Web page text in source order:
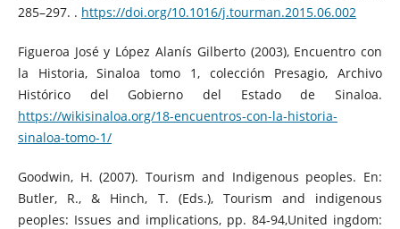
285–297. . https://doi.org/10.1016/j.tourman.2015.06.002
Figueroa José y López Alanís Gilberto (2003), Encuentro con
la Historia, Sinaloa tomo 1, colección Presagio, Archivo
Histórico del Gobierno del Estado de Sinaloa.
https://wikisinaloa.org/18-encuentros-con-la-historia-
sinaloa-tomo-1/
Goodwin, H. (2007). Tourism and Indigenous peoples. En:
Butler, R., & Hinch, T. (Eds.), Tourism and indigenous
peoples: Issues and implications, pp. 84‑94,United ingdom: